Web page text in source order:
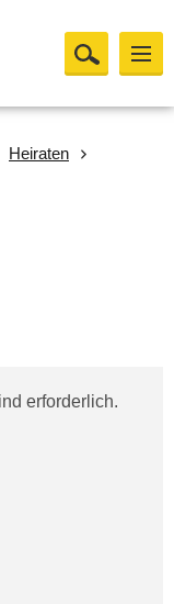
Heiraten
erforderlich.